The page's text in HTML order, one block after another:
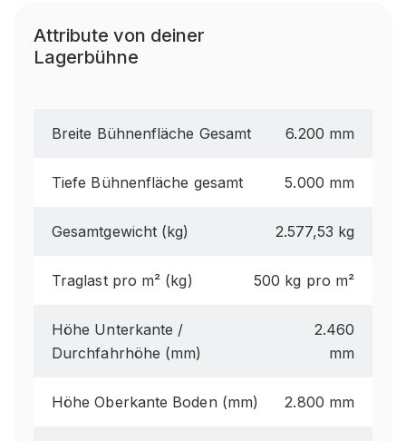
Attribute von deiner
Lagerbühne
Breite Bühnenfläche Gesamt 6.200 mm
Tiefe Bühnenfläche gesamt 5.000 mm
Gesamtgewicht (kg) 2.577,53 kg
Traglast pro m² (kg) 500 kg pro m²
Höhe Unterkante /
Durchfahrhöhe (mm)
2.460
mm
Höhe Oberkante Boden (mm) 2.800 mm